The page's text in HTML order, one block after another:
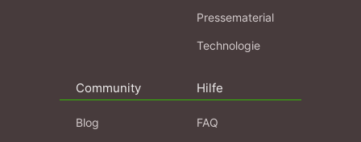
Pressematerial
Technologie
Community
Blog
Hilfe
FAQ